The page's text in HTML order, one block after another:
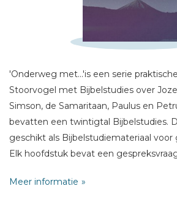
'Onderweg met...'is een serie
Stoorvogel met Bijbelstudies over
Simson, de Samaritaan, Paulus en
bevatten een twintigtal Bijbelstudies.
geschikt als Bijbelstudiemateriaal voor
Elk hoofdstuk bevat een
Meer informatie
Schrijf hieronder je review!
E-mail *
Titel *
Bericht *